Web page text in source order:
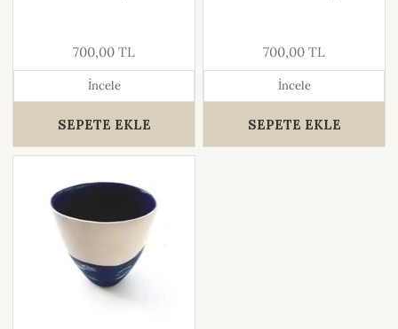
700,00 TL
İncele
SEPETE EKLE
700,00 TL
İncele
SEPETE EKLE